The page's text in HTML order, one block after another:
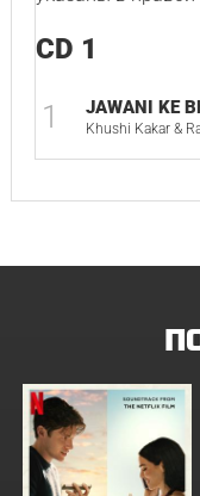
CD 1
1 JAWANI KE
Khushi Kakar &